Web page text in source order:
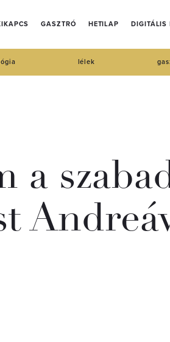
GASZTRÓ HETILAP DIGITÁLIS
lélek